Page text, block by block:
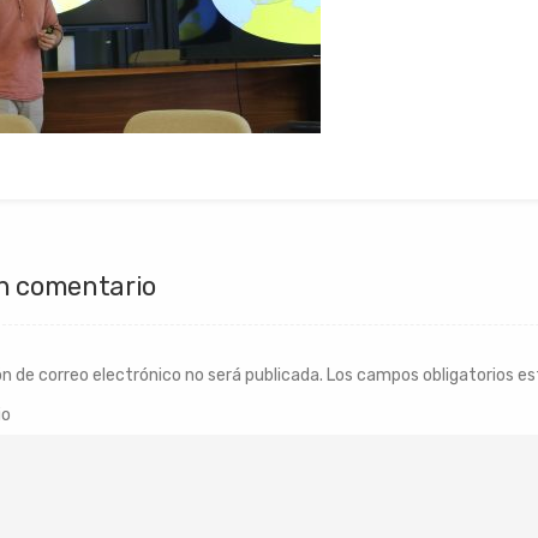
comentario
de correo electrónico no será publicada. Los campos obligatorios